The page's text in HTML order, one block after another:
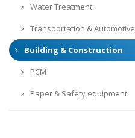
Water Treatment
Transportation & Automotive
Building & Construction
PCM
Paper & Safety equipment